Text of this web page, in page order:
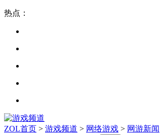
热点：
ZOL首页 > 游戏频道 > 网络游戏 > 网游新闻